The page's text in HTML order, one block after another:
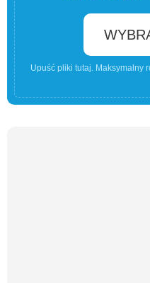
Upuść pliki tutaj. Maksymalny